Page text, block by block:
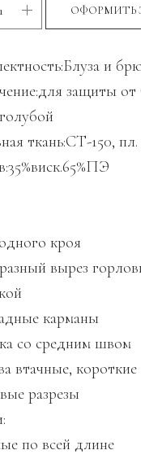
ОФОРМИТЬ
и
защиты
ткань:СТ-150, пл.
кроя
вырез
карманы
со средним швом
втачные, короткие
разрезы
по всей длине